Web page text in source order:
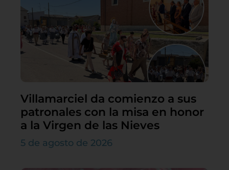
Villamarciel da comienzo a sus
patronales con la misa en honor
a la Virgen de las Nieves
5 de agosto de 2026